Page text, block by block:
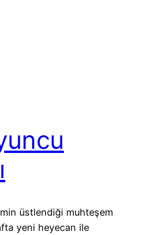
üstlendiği muhteşem
yeni heyecan ile